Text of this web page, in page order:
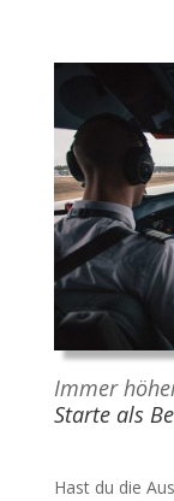
Immer
Starte als
Hast du die